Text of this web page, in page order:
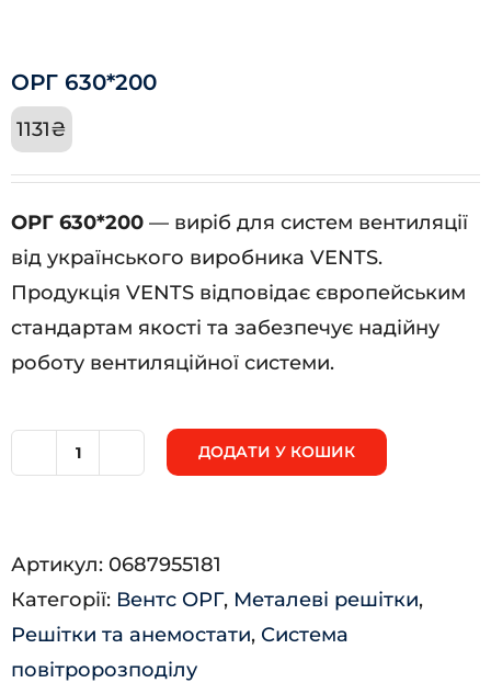
ОРГ 630*200
1131₴
ОРГ 630*200 — виріб для систем вентиляції
від українського виробника VENTS.
Продукція VENTS відповідає європейським
стандартам якості та забезпечує надійну
роботу вентиляційної системи.
ДОДАТИ У КОШИК
Артикул: 0687955181
Категорії: Вентс ОРГ, Металеві решітки,
Решітки та анемостати, Система
повітророзподілу